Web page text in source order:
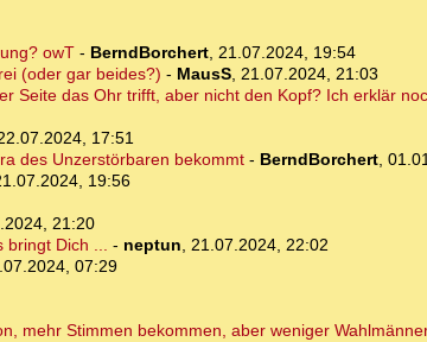
owT- BerndBorchert, 21.07.2024, 19:54
(oder gar beides?) - MausS, 21.07.2024, 21:03
Seite das Ohr trifft, aber nicht den Kopf? Ich erklär
17:51
des Unzerstörbaren bekommt- BerndBorchert,
19:56
21:20
bringt Dich ... - neptun, 21.07.2024, 22:02
07:29
mehr Stimmen bekommen, aber weniger